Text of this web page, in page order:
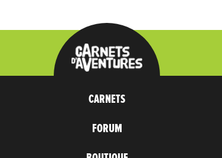
CARNETS
FORUM